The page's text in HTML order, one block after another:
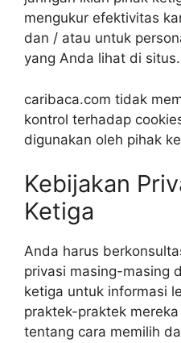
mengukur efektivitas
dan / atau untuk
yang Anda lihat di situs.
caribaca.com tidak
kontrol terhadap
digunakan oleh pihak
Kebijakan
Ketiga
Anda harus
privasi masing-masing
ketiga untuk informasi
praktek-praktek
tentang cara memilih